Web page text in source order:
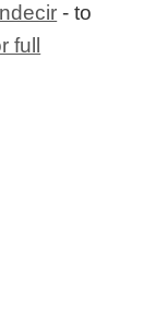
- to
full